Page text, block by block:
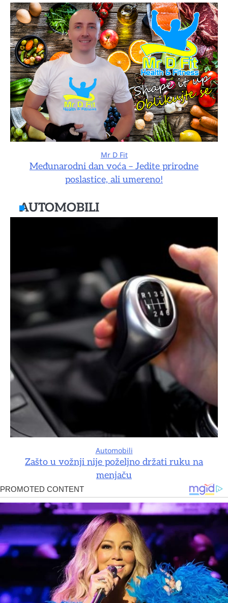
Mr D Fit
Međunarodni dan voća – Jedite prirodne
poslastice, ali umereno!
AUTOMOBILI
Automobili
Zašto u vožnji nije poželjno držati ruku na
menjaču